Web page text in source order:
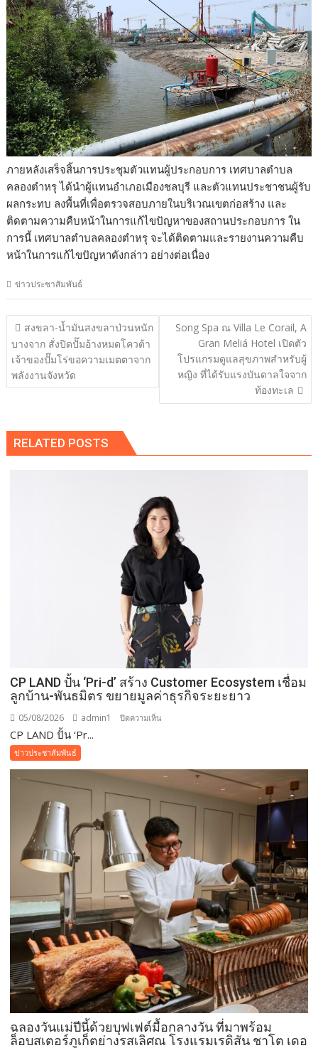
ภายหลังเสร็จสิ้นการประชุมตัวแทนผู้ประกอบการ เทศบาลตำบล
คลองตำหรุ ได้นำผู้แทนอำเภอเมืองชลบุรี และตัวแทนประชาชนผู้รับ
ผลกระทบ ลงพื้นที่เพื่อตรวจสอบภายในบริเวณเขตก่อสร้าง และ
ติดตามความคืบหน้าในการแก้ไขปัญหาของสถานประกอบการ ใน
การนี้ เทศบาลตำบลคลองตำหรุ จะได้ติดตามและรายงานความคืบ
หน้าในการแก้ไขปัญหาดังกล่าว อย่างต่อเนื่อง
ข่าวประชาสัมพันธ์
แนะแนว
เรื่อง
สงขลา-น้ำมันสงขลาป่วนหนัก
บางจาก สั่งปิดปั๊มอ้างหมดโควต้า
เจ้าของปั๊มโร่ขอความเมตตาจาก
พลังงานจังหวัด
Song Spa ณ Villa Le Corail, A
Gran Meliá Hotel เปิดตัว
โปรแกรมดูแลสุขภาพสำหรับผู้
หญิง ที่ได้รับแรงบันดาลใจจาก
ท้องทะเล
RELATED POSTS
CP LAND ปั้น ‘Pri-d’ สร้าง Customer Ecosystem เชื่อม
ลูกบ้าน-พันธมิตร ขยายมูลค่าธุรกิจระยะยาว
05/08/2026 admin1 ปิดความเห็น
‘Pri-
Customer
Ecosystem
เชื่อม
ลูก
พันธมิตร
ขยาย
มูลค่า
ธุรกิจ
ระยะ
ยาว
CP LAND ปั้น ‘Pr...
ข่าวประชาสัมพันธ์
ฉลองวันแม่ปีนี้ด้วยบุฟเฟต์มื้อกลางวัน ที่มาพร้อม
ล็อบสเตอร์ภูเก็ตย่างรสเลิศณ โรงแรมเรดิสัน ชาโต เดอ